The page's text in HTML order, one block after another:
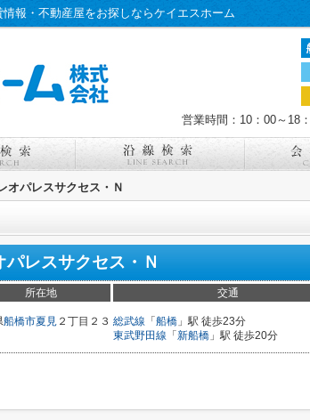
報・不動産屋をお探しならケイエスホーム
営業時間：10：00～18
オパレスサクセス・Ｎ
パレスサクセス・Ｎ
所在地 交通
船橋市夏見 ２丁目２３ 総武線 「 船橋 」駅 徒歩23分
東武野田線 「 新船橋 」駅 徒歩20分